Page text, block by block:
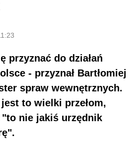
przyznać do działań
- przyznał Bartłomiej
spraw wewnętrznych.
to wielki przełom,
nie jakiś urzędnik